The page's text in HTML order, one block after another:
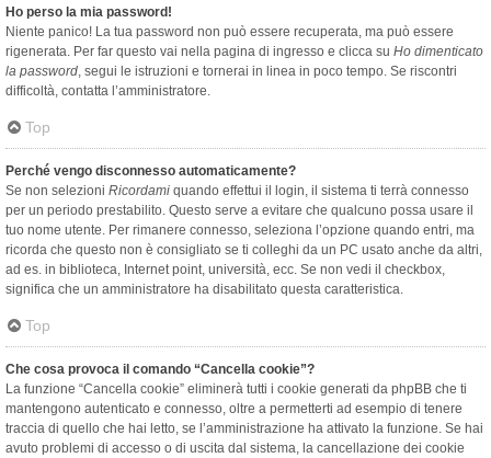
Ho perso la mia password!
Niente panico! La tua password non può essere recuperata, ma può essere
rigenerata. Per far questo vai nella pagina di ingresso e clicca su Ho dimenticato
la password, segui le istruzioni e tornerai in linea in poco tempo. Se riscontri
difficoltà, contatta l’amministratore.
Top
Perché vengo disconnesso automaticamente?
Se non selezioni Ricordami quando effettui il login, il sistema ti terrà connesso
per un periodo prestabilito. Questo serve a evitare che qualcuno possa usare il
tuo nome utente. Per rimanere connesso, seleziona l’opzione quando entri, ma
ricorda che questo non è consigliato se ti colleghi da un PC usato anche da altri,
ad es. in biblioteca, Internet point, università, ecc. Se non vedi il checkbox,
significa che un amministratore ha disabilitato questa caratteristica.
Top
Che cosa provoca il comando “Cancella cookie”?
La funzione “Cancella cookie” eliminerà tutti i cookie generati da phpBB che ti
mantengono autenticato e connesso, oltre a permetterti ad esempio di tenere
traccia di quello che hai letto, se l’amministrazione ha attivato la funzione. Se hai
avuto problemi di accesso o di uscita dal sistema, la cancellazione dei cookie